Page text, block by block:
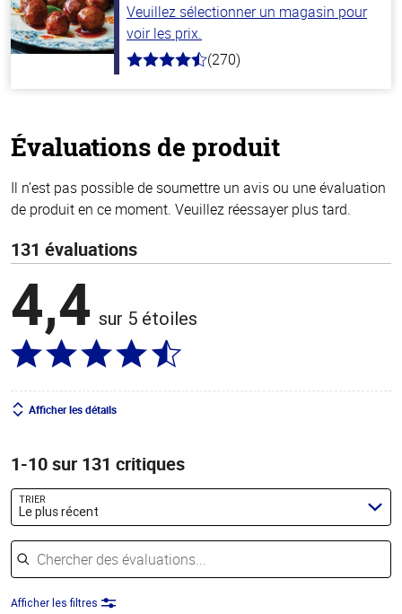
Veuillez sélectionner un magasin pour
voir les prix.
4.5
(270)
Évaluations de produit
Il n’est pas possible de soumettre un avis ou une évaluation
de produit en ce moment. Veuillez réessayer plus tard.
131 évaluations
4,4 sur 5 étoiles
Afficher les détails
1-10 sur 131 critiques
TRIER
Le plus récent
Chercher des évaluations
Afficher les filtres